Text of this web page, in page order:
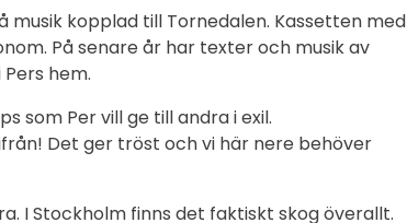
musik kopplad till Tornedalen. Kassetten med
På senare år har texter och musik av
hem.
som Per vill ge till andra i exil.
Det ger tröst och vi här nere behöver
I Stockholm finns det faktiskt skog överallt.